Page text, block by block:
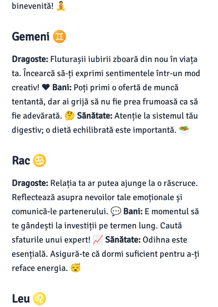
binevenită! 🧘
Gemeni ♊
Dragoste: Fluturașii iubirii zboară din nou în viața
ta. Încearcă să-ți exprimi sentimentele într-un mod
creativ! ❤️ Bani: Poți primi o ofertă de muncă
tentantă, dar ai grijă să nu fie prea frumoasă ca să
fie adevărată. 🤔 Sănătate:Atenție la sistemul tău
digestiv; o dietă echilibrată este importantă. 🥗
Rac ♋
Dragoste: Relația ta ar putea ajunge la o răscruce.
Reflectează asupra nevoilor tale emoționale și
comunică-le partenerului. 💬 Bani: E momentul să
te gândești la investiții pe termen lung. Caută
sfaturile unui expert! 📈 Sănătate: Odihna este
esențială. Asigură-te că dormi suficient pentru a-ți
reface energia. 😴
Leu ♌